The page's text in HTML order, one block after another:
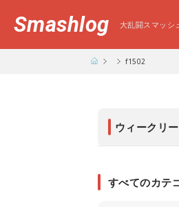
Smashlog 大乱闘スマッシ
f1502
ウィークリ
すべてのカテ